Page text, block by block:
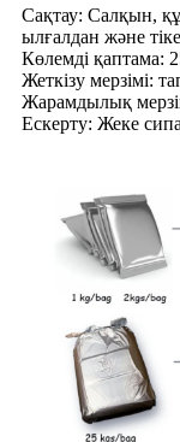
Сақтау: Салқын,
ылғалдан және
Көлемді қаптама:
Жеткізу мерзімі:
Жарамдылық
Ескерту: Жеке